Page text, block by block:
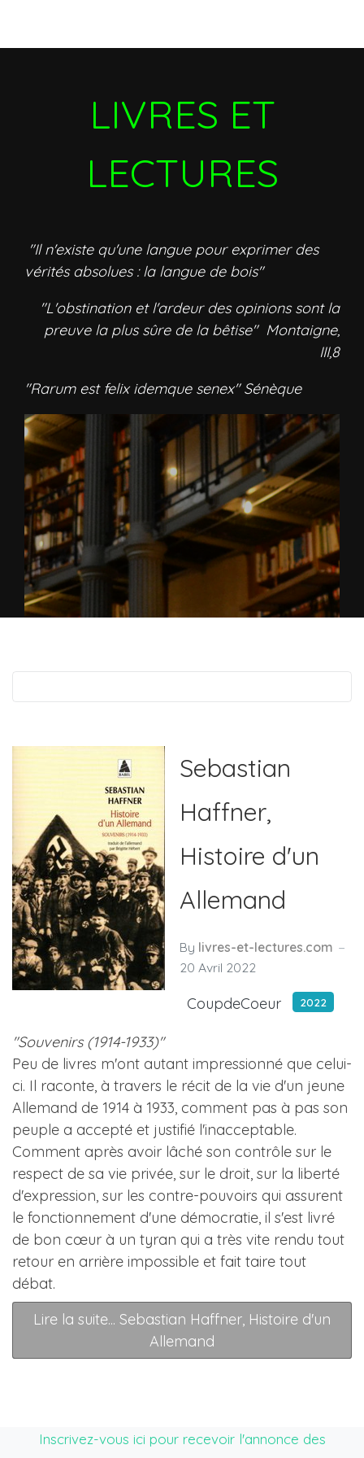
LIVRES ET
LECTURES
"Il n'existe qu'une langue pour exprimer des
vérités absolues : la langue de bois"
"L'obstination et l'ardeur des opinions sont la
preuve la plus sûre de la bêtise" Montaigne,
III,8
"Rarum est felix idemque senex" Sénèque
Sebastian
Haffner,
Histoire d'un
Allemand
By livres-et-lectures.com
20 Avril 2022
CoupdeCoeur 2022
"Souvenirs (1914-1933)"
Peu de livres m'ont autant impressionné que celui-
ci. Il raconte, à travers le récit de la vie d'un jeune
Allemand de 1914 à 1933, comment pas à pas son
peuple a accepté et justifié l'inacceptable.
Comment après avoir lâché son contrôle sur le
respect de sa vie privée, sur le droit, sur la liberté
d'expression, sur les contre-pouvoirs qui assurent
le fonctionnement d'une démocratie, il s'est livré
de bon cœur à un tyran qui a très vite rendu tout
retour en arrière impossible et fait taire tout
débat.
Lire la suite... Sebastian Haffner, Histoire d'un
Allemand
Inscrivez-vous ici pour recevoir l'annonce des